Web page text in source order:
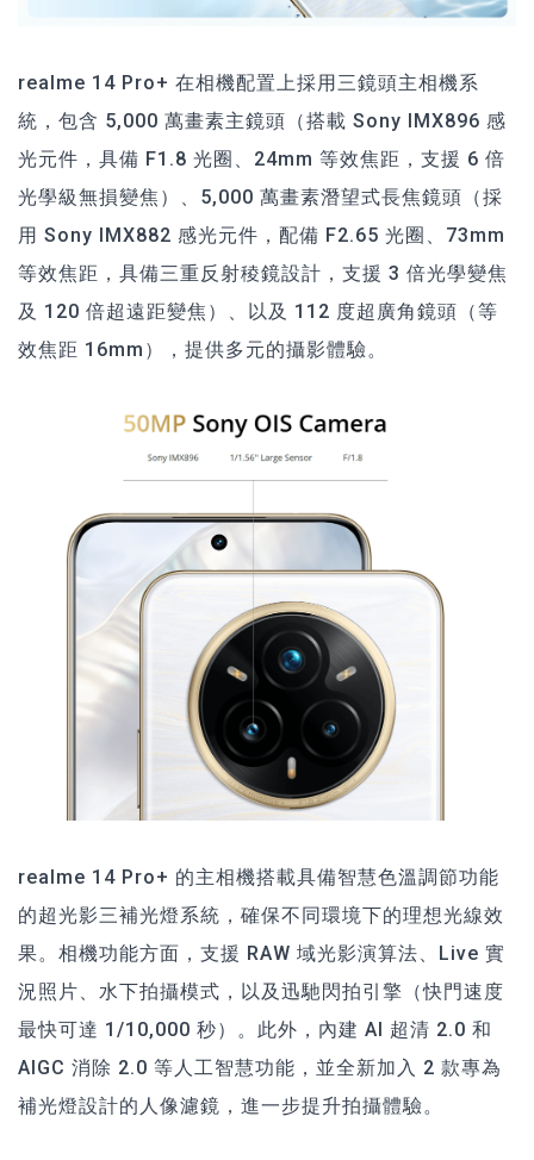
realme 14 Pro+ 在相機配置上採用三鏡頭主相機系
統，包含 5,000 萬畫素主鏡頭（搭載 Sony IMX896 感
光元件，具備 F1.8 光圈、24mm 等效焦距，支援 6 倍
光學級無損變焦）、5,000 萬畫素潛望式長焦鏡頭（採
用 Sony IMX882 感光元件，配備 F2.65 光圈、73mm
等效焦距，具備三重反射稜鏡設計，支援 3 倍光學變焦
及 120 倍超遠距變焦）、以及 112 度超廣角鏡頭（等
效焦距 16mm），提供多元的攝影體驗。
realme 14 Pro+ 的主相機搭載具備智慧色溫調節功能
的超光影三補光燈系統，確保不同環境下的理想光線效
果。相機功能方面，支援 RAW 域光影演算法、Live 實
況照片、水下拍攝模式，以及迅馳閃拍引擎（快門速度
最快可達 1/10,000 秒）。此外，內建 AI 超清 2.0 和
AIGC 消除 2.0 等人工智慧功能，並全新加入 2 款專為
補光燈設計的人像濾鏡，進一步提升拍攝體驗。